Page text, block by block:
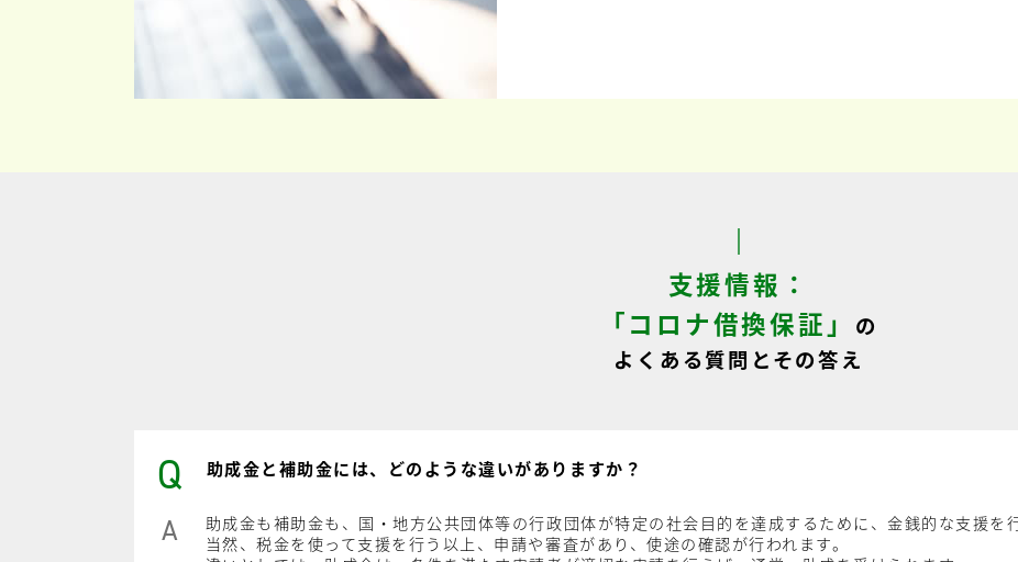
支援情報：
「コロナ借換保証」
の
よくある質問とその答え
Q 助成金と補助金には、どのような違いがありますか？
A
助成金も補助金も、国・地方公共団体等の行政団体が特定の社会目的を達成するために、金銭的な支援を
当然、税金を使って支援を行う以上、申請や審査があり、使途の確認が行われます。